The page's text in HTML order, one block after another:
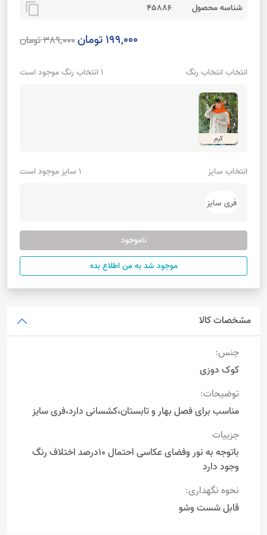
شناسه محصول 45886
content_copy
199,000 تومان 389,000 تومان
انتخاب انتخاب رنگ 1 انتخاب رنگ موجود است
کرم
انتخاب سایز 1 سایز موجود است
فری سایز
ناموجود
موجود شد به من اطلاع بده
مشخصات کالا
جنس:
کوک دوزی
توضیحات:
مناسب برای فصل بهار و تابستان،کشسانی دارد،فری سایز
جزییات
باتوجه به نور وفضای عکاسی احتمال 10درصد اختلاف رنگ
وجود دارد
نحوه نگهداری:
قابل شست وشو